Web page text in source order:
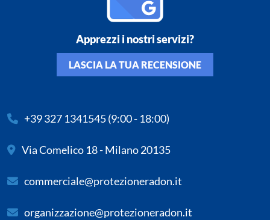
Apprezzi i nostri servizi?
LASCIA LA TUA RECENSIONE
+39 327 1341545(9:00 - 18:00)
Via Comelico 18 - Milano 20135
commerciale@protezioneradon.it
organizzazione@protezioneradon.it